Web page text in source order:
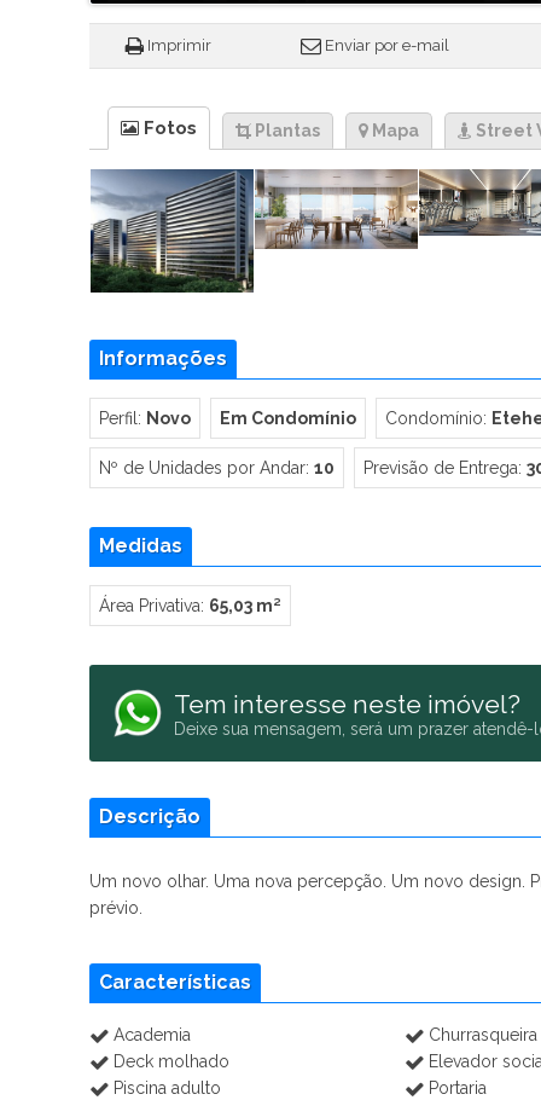
Imprimir Enviar por e-mail
Fotos Plantas Mapa Street
Informações
Perfil: Novo Em Condomínio Condomínio:
Nº de Unidades por Andar: 10 Previsão de Entrega:
Medidas
Área Privativa: 65,03 m²
Tem interesse neste imóvel?
Deixe sua mensagem, será um prazer atendê-
Descrição
Um novo olhar. Uma nova percepção. Um novo design.
prévio.
Características
Academia
Deck molhado
Elevador social
Piscina adulto
Portaria